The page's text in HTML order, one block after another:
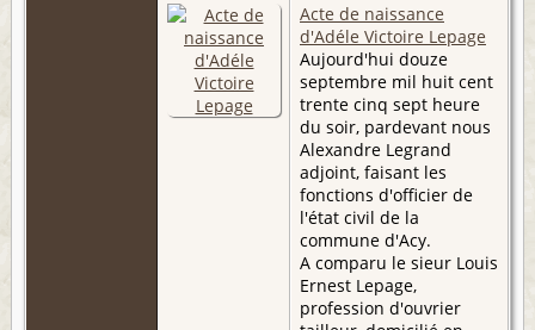
Acte de naissance
d'Adéle Victoire Lepage
Aujourd'hui douze
septembre mil huit cent
trente cinq sept heure
du soir, pardevant nous
Alexandre Legrand
adjoint, faisant les
fonctions d'officier de
l'état civil de la
commune d'Acy.
A comparu le sieur Louis
Ernest Lepage,
profession d'ouvrier